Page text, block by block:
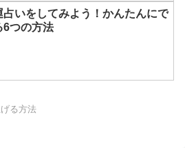
占いをしてみよう！かんたんにで
6つの方法
る方法